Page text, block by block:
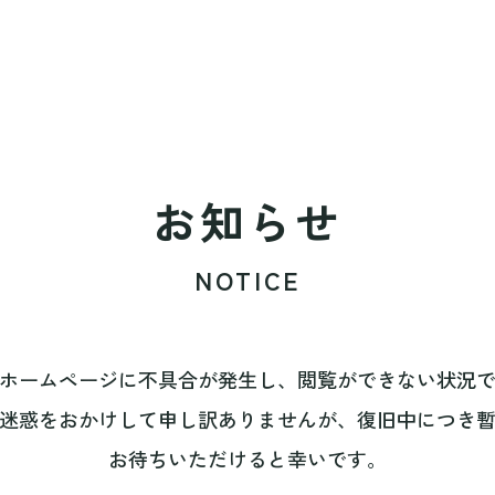
お知らせ
NOTICE
ームページに不具合が発生し、閲覧ができない状況で
惑をおかけして申し訳ありませんが、復旧中につき
お待ちいただけると幸いです。